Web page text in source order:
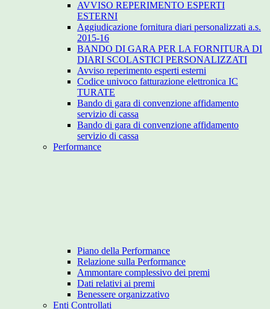
AVVISO REPERIMENTO ESPERTI
ESTERNI
Aggiudicazione fornitura diari personalizzati a.s.
2015-16
BANDO DI GARA PER LA FORNITURA DI
DIARI SCOLASTICI PERSONALIZZATI
Avviso reperimento esperti esterni
Codice univoco fatturazione elettronica IC
TURATE
Bando di gara di convenzione affidamento
servizio di cassa
Bando di gara di convenzione affidamento
servizio di cassa
Performance
Piano della Performance
Relazione sulla Performance
Ammontare complessivo dei premi
Dati relativi ai premi
Benessere organizzativo
Enti Controllati